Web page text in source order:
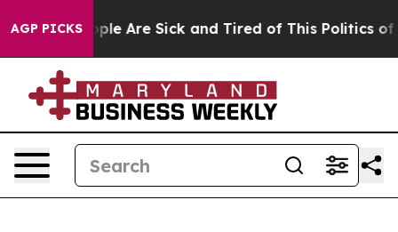
AGP PICKS
Win: “People Are Sick and Tired of This Politics of